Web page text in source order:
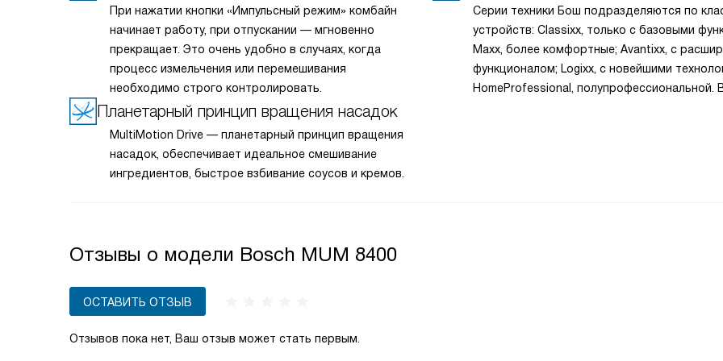
При нажатии кнопки «Импульсный режим» комбайн
начинает работу, при отпускании — мгновенно
прекращает. Это очень удобно в случаях, когда
процесс измельчения или перемешивания
необходимо строго контролировать.
Планетарный принцип вращения насадок
MultiMotion Drive — планетарный принцип вращения
насадок, обеспечивает идеальное смешивание
ингредиентов, быстрое взбивание соусов и кремов.
Серии техники Бош подразделяются по
устройств: Classixx, только с базовыми
Maxx, более комфортные; Avantixx, с
функционалом; Logixx, с новейшими
HomeProfessional, полупрофессиональной.
Отзывы о модели Bosch MUM 8400
ОСТАВИТЬ ОТЗЫВ
Отзывов пока нет, Ваш отзыв может стать первым.